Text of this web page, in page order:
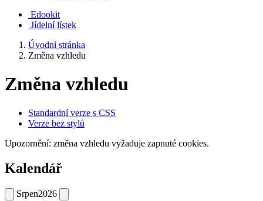
Edookit
Jídelní lístek
Úvodní stránka
Změna vzhledu
Změna vzhledu
Standardní verze s CSS
Verze bez stylů
Upozornění: změna vzhledu vyžaduje zapnuté cookies.
Kalendář
Srpen2026